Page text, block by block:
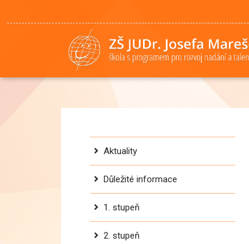
Aktuality
Důležité informace
1. stupeň
2. stupeň